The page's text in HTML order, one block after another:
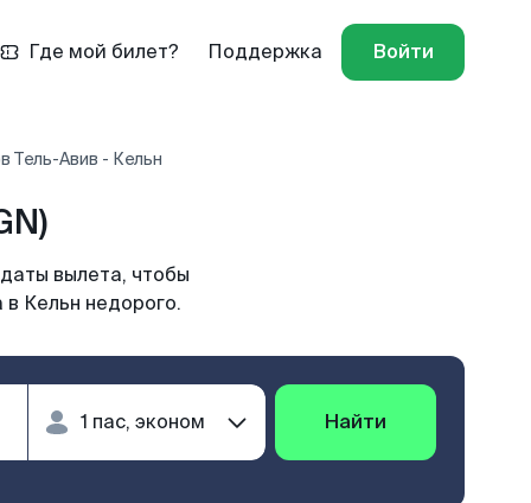
Где мой билет? Поддержка Войти
Тель-Авив - Кельн
вылета, чтобы
Кельн недорого.
Найти